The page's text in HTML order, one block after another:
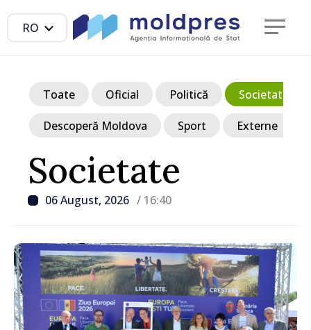
RO
Societate
06 August, 2026 / 16:40
Toate Oficial Politică Societate
Descoperă Moldova Sport Externe